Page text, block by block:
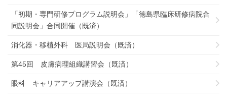
「初期・専門研修プログラム説明会」「徳島県臨床研修病院合
同説明会」合同開催（既済）
消化器・移植外科 医局説明会（既済）
第45回 皮膚病理組織講習会（既済）
眼科 キャリアアップ講演会（既済）